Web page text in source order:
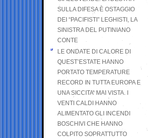
SULLA DIFESA È OSTAGGIO
DEI “PACIFISTI” LEGHISTI, LA
SINISTRA DEL PUTINIANO
CONTE
LE ONDATE DI CALORE DI
QUEST’ESTATE HANNO
PORTATO TEMPERATURE
RECORD IN TUTTA EUROPA E
UNA SICCITA’ MAI VISTA. I
VENTI CALDI HANNO
ALIMENTATO GLI INCENDI
BOSCHIVI CHE HANNO
COLPITO SOPRATTUTTO